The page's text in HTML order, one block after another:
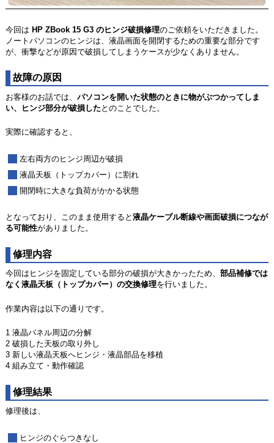
今回は HP ZBook 15 G3 のヒンジ破損修理のご依頼をいただきました。
ノートパソコンのヒンジは、液晶画面を開閉するための重要な部分です
が、衝撃などが原因で破損してしまうケースが少なくありません。
故障の原因
お客様のお話では、 パソコンを開いた状態のときに物がぶつかってしま
い、ヒンジ部分が破損した とのことでした。
実際に確認すると、
左右両方のヒンジ周辺が破損
液晶天板（トップカバー）に割れ
開閉時に大きな負荷がかかる状態
となっており、このまま使用すると 液晶ケーブル断線や画面破損につなが
る可能性がありました。
修理内容
今回はヒンジを固定している部分の破損が大きかったため、 部品補修では
なく液晶天板（トップカバー）の交換修理を行いました。
作業内容は以下の通りです。
1 液晶パネル周辺の分解
2 破損した天板の取り外し
3 新しい液晶天板へヒンジ・液晶部品を移植
4 組み立て・動作確認
修理結果
修理後は、
ヒンジのぐらつきなし